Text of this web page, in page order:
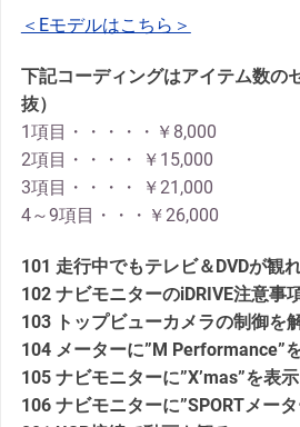
＜Eモデルはこちら＞
下記コーディングはアイテム数の
抜）
1項目・・・・・￥8,000
2項目・・・・ ￥15,000
3項目・・・・ ￥21,000
4～9項目・・・￥26,000
101 走行中でもテレビ＆DVDが観
102 ナビモニターのiDRIVE注意事
103 トップビューカメラの制御を
104 メーターに”M Performance”
105 ナビモニターに”X’mas”を表示
106 ナビモニターに”SPORTメー